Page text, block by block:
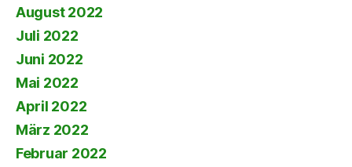
August 2022
Juli 2022
Juni 2022
Mai 2022
April 2022
März 2022
Februar 2022